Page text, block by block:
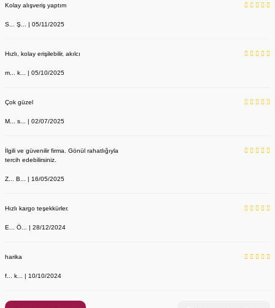
YENİ ÜRÜN
Labor Medikal Tekstil
199,00 TL
Kolay alışveriş yaptım
S... Ş... | 05/11/2025
Hızlı, kolay erişilebilir, akılcı
m... k... | 05/10/2025
Çok güzel
M... s... | 02/07/2025
İlgili ve güvenilir firma. Gönül rahatlığıyla
tercih edebilirsiniz.
Z... B... | 16/05/2025
Hızlı kargo teşekkürler.
E... Ö... | 28/12/2024
harika
f... k... | 10/10/2024